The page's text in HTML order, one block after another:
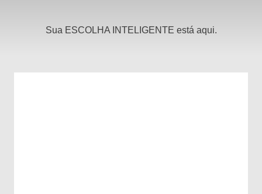
Sua ESCOLHA INTELIGENTE está aqui.